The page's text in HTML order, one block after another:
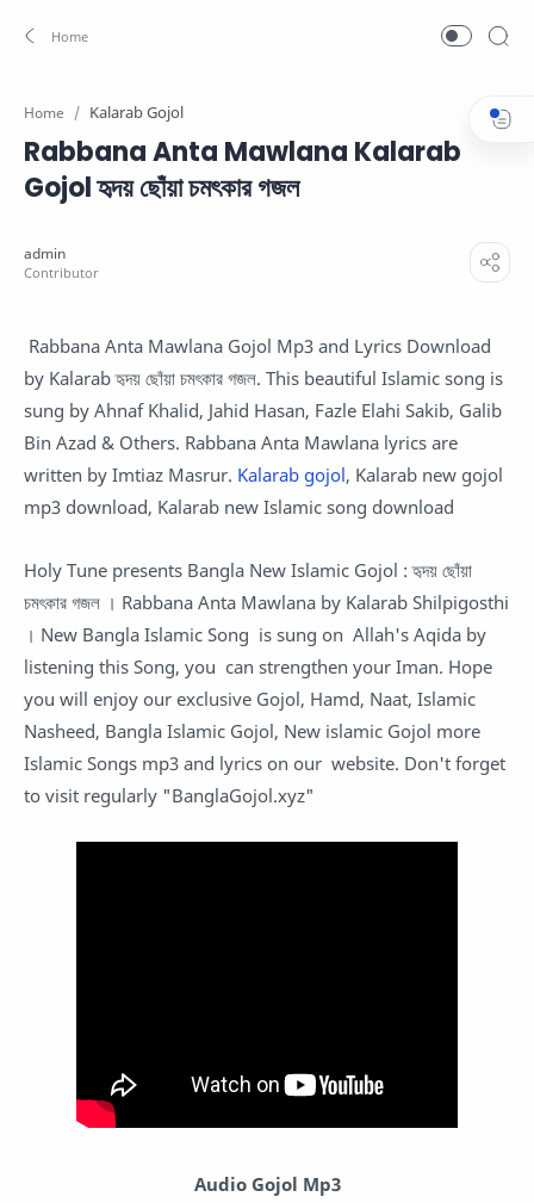
Home Kalarab Gojol
Rabbana Anta Mawlana Kalarab
Gojol হৃদয় ছোঁয়া চমৎকার গজল
Rabbana Anta Mawlana Gojol Mp3 and Lyrics Download
by Kalarab হৃদয় ছোঁয়া চমৎকার গজল. This beautiful Islamic song is
sung by Ahnaf Khalid, Jahid Hasan, Fazle Elahi Sakib, Galib
Bin Azad & Others. Rabbana Anta Mawlana lyrics are
written by Imtiaz Masrur. Kalarab gojol, Kalarab new gojol
mp3 download, Kalarab new Islamic song download
Holy Tune presents Bangla New Islamic Gojol : হৃদয় ছোঁয়া
চমৎকার গজল । Rabbana Anta Mawlana by Kalarab Shilpigosthi
। New Bangla Islamic Song is sung on Allah's Aqida by
listening this Song, you can strengthen your Iman. Hope
you will enjoy our exclusive Gojol, Hamd, Naat, Islamic
Nasheed, Bangla Islamic Gojol, New islamic Gojol more
Islamic Songs mp3 and lyrics on our website. Don't forget
to visit regularly "BanglaGojol.xyz"
Audio Gojol Mp3